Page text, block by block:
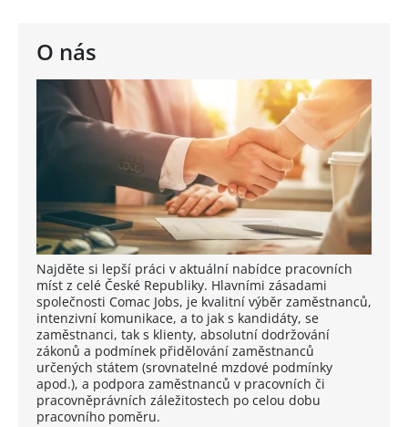
O nás
Najděte si lepší práci v aktuální nabídce pracovních
míst z celé České Republiky. Hlavními zásadami
společnosti Comac Jobs, je kvalitní výběr zaměstnanců,
intenzivní komunikace, a to jak s kandidáty, se
zaměstnanci, tak s klienty, absolutní dodržování
zákonů a podmínek přidělování zaměstnanců
určených státem (srovnatelné mzdové podmínky
apod.), a podpora zaměstnanců v pracovních či
pracovněprávních záležitostech po celou dobu
pracovního poměru.